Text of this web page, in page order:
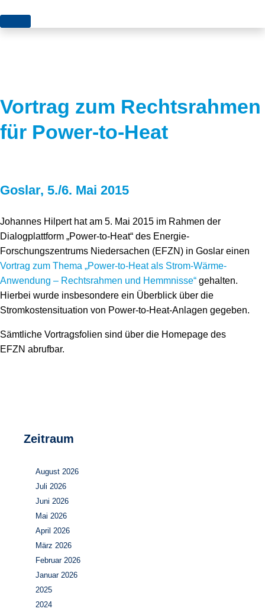
Themen
Flächen
Genehmigungen
Märkte
Sektorenkopplung
Speicher
Stromerzeugung
Wasserstoff
News
Blog
Über uns
Stiftungsporträt
Team
Forschungsnetzwerk
Bibliothek
Infomaterial
Vortrag zum Rechtsrahmen
für Power-to-Heat
Goslar, 5./6. Mai 2015
Johannes Hilpert hat am 5. Mai 2015 im Rahmen der
Dialogplattform „Power-to-Heat“ des Energie-
Forschungszentrums Niedersachen (EFZN) in Goslar einen
Vortrag zum Thema „Power-to-Heat als Strom-Wärme-
Anwendung – Rechtsrahmen und Hemmnisse“ gehalten.
Hierbei wurde insbesondere ein Überblick über die
Stromkostensituation von Power-to-Heat-Anlagen gegeben.
Sämtliche Vortragsfolien sind über die Homepage des
EFZN abrufbar.
Zeitraum
August 2026
Juli 2026
Juni 2026
Mai 2026
April 2026
März 2026
Februar 2026
Januar 2026
2025
2024